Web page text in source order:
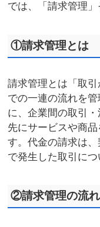
では、「請求管理」
①請求管理とは
請求管理とは「取
での一連の流れを
に、企業間の取引
先にサービスや商
す。代金の請求は
で発生した取引につ
②請求管理の流れ